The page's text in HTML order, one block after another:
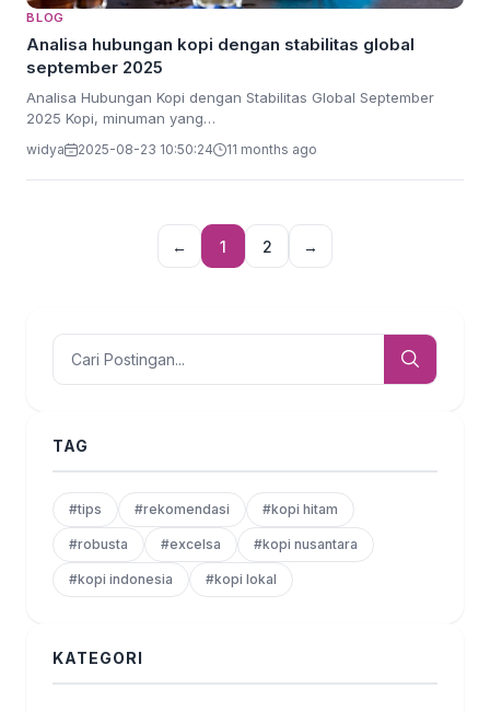
BLOG
Analisa hubungan kopi dengan stabilitas global
september 2025
Analisa Hubungan Kopi dengan Stabilitas Global September
2025 Kopi, minuman yang…
widya 2025-08-23 10:50:24 11 months ago
← 1 2 →
TAG
#tips #rekomendasi #kopi hitam
#robusta #excelsa #kopi nusantara
#kopi indonesia #kopi lokal
KATEGORI